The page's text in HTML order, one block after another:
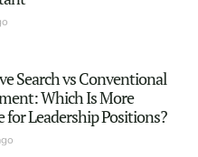
Search vs Conventional
Which Is More
for Leadership Positions?